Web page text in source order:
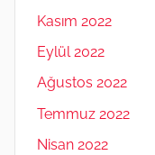
Kasım 2022
Eylül 2022
Ağustos 2022
Temmuz 2022
Nisan 2022